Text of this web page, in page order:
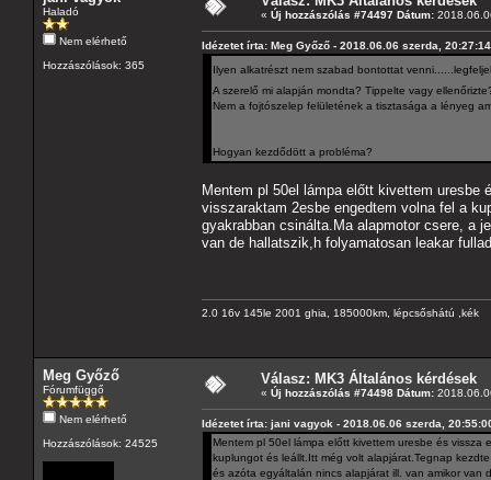
Haladó
Nem elérhető
Hozzászólások: 365
« Új hozzászólás #74497 Dátum:
Idézetet írta: Meg Győző - 2018.06.06 szerda, 20:27:14
Ilyen alkatrészt nem szabad bontottat
A szerelő mi alapján mondta? Tippelte vagy
Nem a fojtószelep felületének a tisztasága a lényeg
Hogyan kezdődött a probléma?
Mentem pl 50el lámpa előtt kivettem
visszaraktam 2esbe engedtem volna fel a
gyakrabban csinálta.Ma alapmotor csere, a
van de hallatszik,h folyamatosan leakar
2.0 16v 145le 2001 ghia, 185000km, lépcsőshátú ,kék
Meg Győző
Fórumfüggő
Nem elérhető
Hozzászólások: 24525
Válasz: MK3 Általános kérdések
« Új hozzászólás #74498 Dátum:
Idézetet írta: jani vagyok - 2018.06.06 szerda,
Mentem pl 50el lámpa előtt kivettem uresbe és
kuplungot és leállt.Itt még volt alapjárat.Tegnap
és azóta egyáltalán nincs alapjárat ill. van amikor van